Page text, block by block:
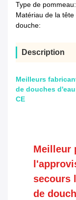
Type de pommeau:
Matériau de la tête
douche:
Description
Meilleurs
de douches
CE
Meilleur
secours
de